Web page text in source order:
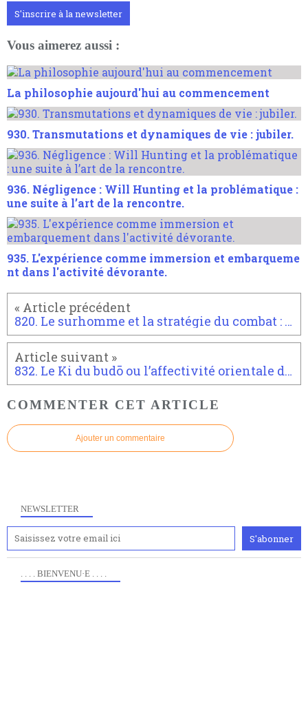
S'inscrire à la newsletter
Vous aimerez aussi :
La philosophie aujourd'hui au commencement
930. Transmutations et dynamiques de vie : jubiler.
936. Négligence : Will Hunting et la problématique :
une suite à l’art de la rencontre.
935. L'expérience comme immersion et embarqueme
nt dans l'activité dévorante.
820. Le surhomme et la stratégie du combat : combattre.
832. Le Ki du budō ou l’affectivité orientale de la voie martiale.
COMMENTER CET ARTICLE
Ajouter un commentaire
NEWSLETTER
. . . . BIENVENU·E . . . .